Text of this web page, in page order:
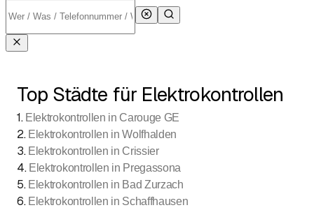
Top Städte für Elektrokontrollen
1. Elektrokontrollen in Carouge GE
2. Elektrokontrollen in Wolfhalden
3. Elektrokontrollen in Crissier
4. Elektrokontrollen in Pregassona
5. Elektrokontrollen in Bad Zurzach
6. Elektrokontrollen in Schaffhausen